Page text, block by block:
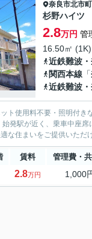
奈良市北市町
杉野ハイツ
2.8万円 管
16.50㎡
近鉄難波
関西本線 「
近鉄難波
ト使用料不要・照明付き
発駅が近く、乗車中座
な住まいをご提供いただ
賃料 管理費・
2.8万円 1,000